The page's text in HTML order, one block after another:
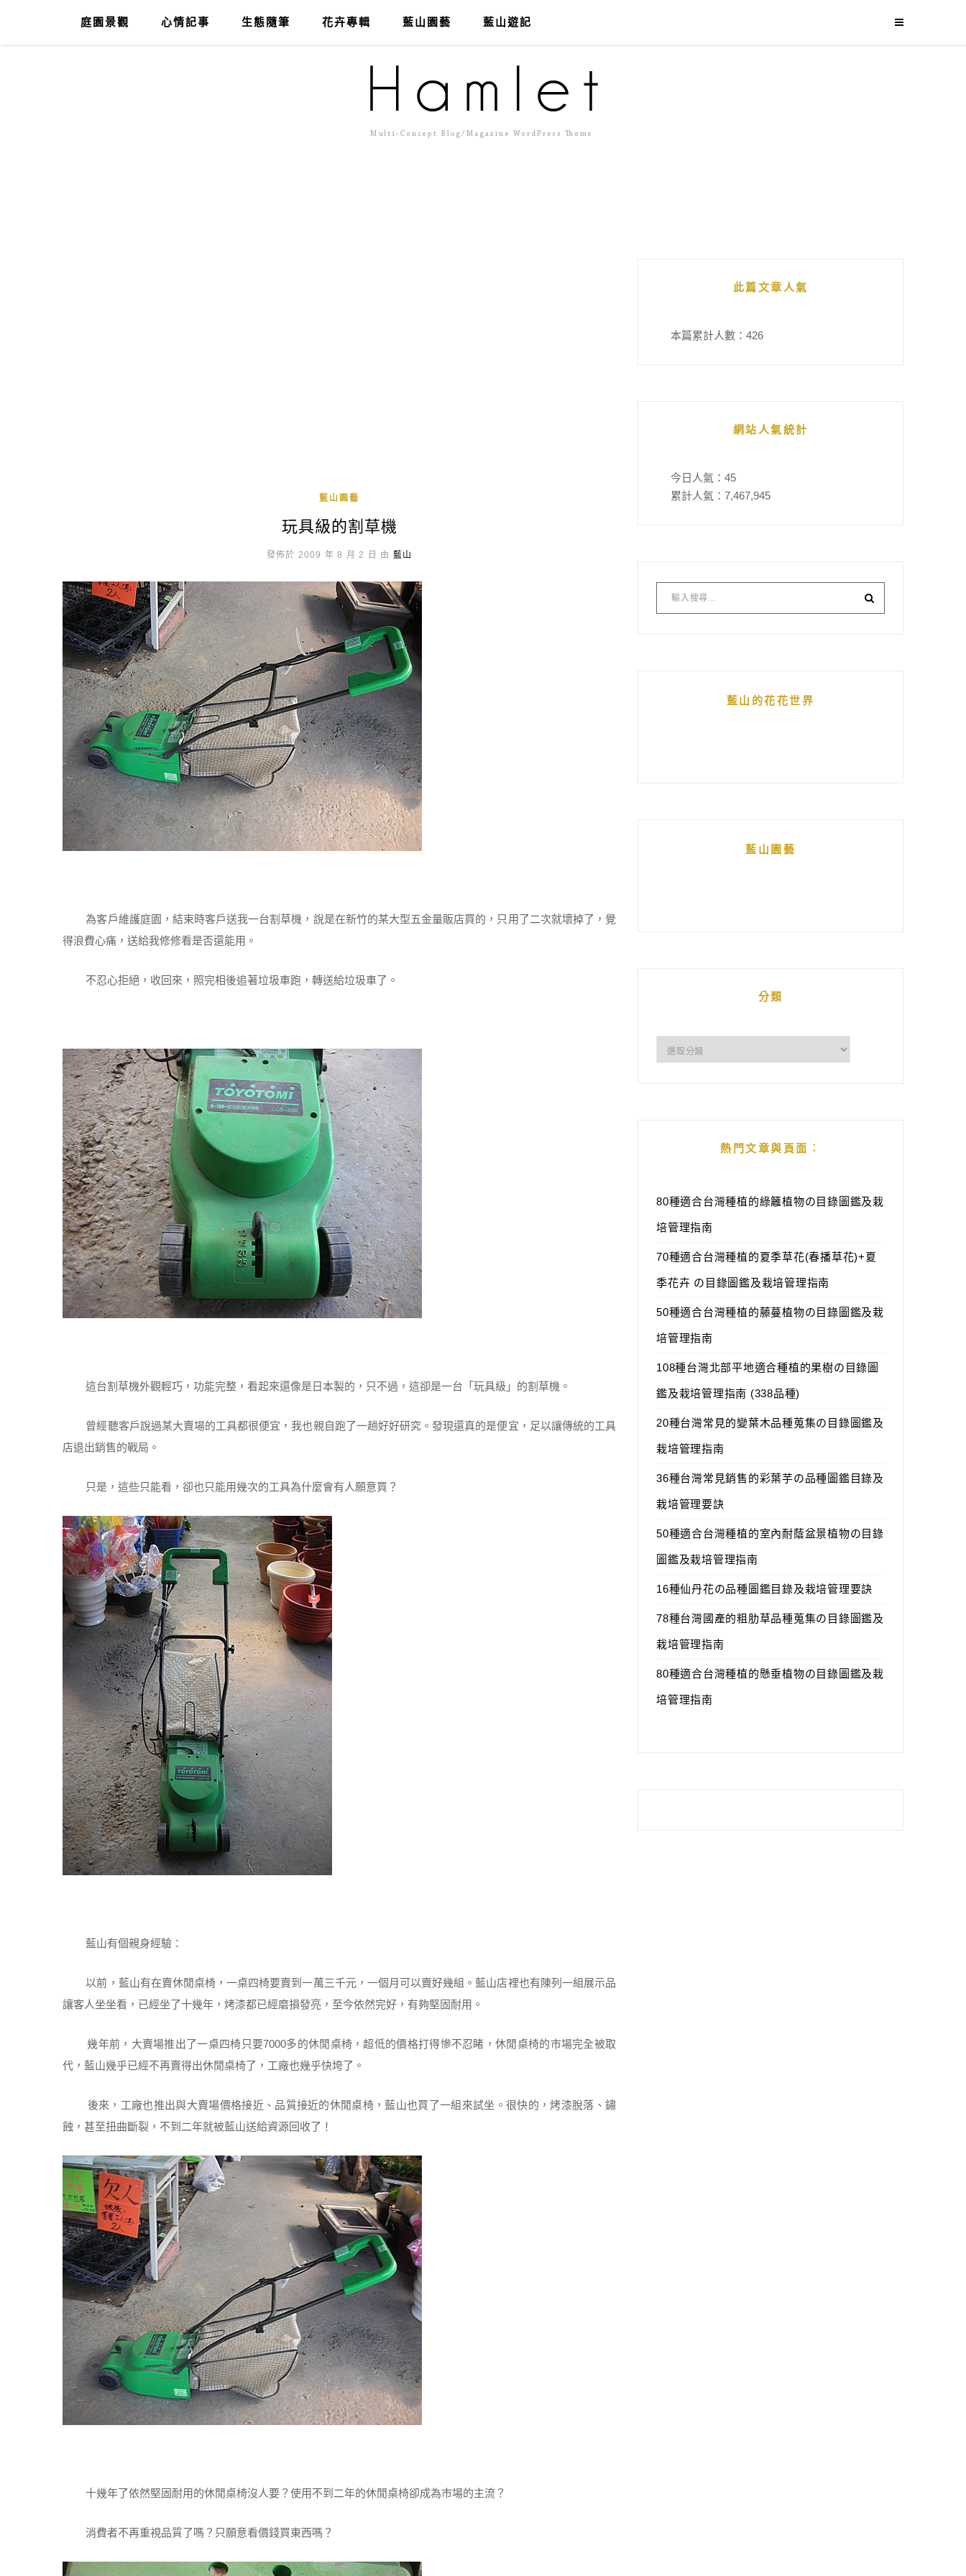
庭園景觀 心情記事 生態隨筆 花卉專輯 藍山園藝 藍山遊記
藍山園藝
玩具級的割草機
發佈於 2009 年 8 月 2 日 由 藍山
為客戶維護庭園，結束時客戶送我一台割草機，說是在新竹的某大型五金量販店買的，只用了二次就壞掉了，覺
得浪費心痛，送給我修修看是否還能用。
不忍心拒絕，收回來，照完相後追著垃圾車跑，轉送給垃圾車了。
這台割草機外觀輕巧，功能完整，看起來還像是日本製的，只不過，這卻是一台「玩具級」的割草機。
曾經聽客戶說過某大賣場的工具都很便宜，我也親自跑了一趟好好研究。發現還真的是便宜，足以讓傳統的工具
店退出銷售的戰局。
只是，這些只能看，卻也只能用幾次的工具為什麼會有人願意買？
藍山有個親身經驗：
以前，藍山有在賣休閒桌椅，一桌四椅要賣到一萬三千元，一個月可以賣好幾組。藍山店裡也有陳列一組展示品
讓客人坐坐看，已經坐了十幾年，烤漆都已經磨損發亮，至今依然完好，有夠堅固耐用。
幾年前，大賣場推出了一桌四椅只要7000多的休閒桌椅，超低的價格打得慘不忍睹，休閒桌椅的市場完全被取
代，藍山幾乎已經不再賣得出休閒桌椅了，工廠也幾乎快垮了。
後來，工廠也推出與大賣場價格接近、品質接近的休閒桌椅，藍山也買了一組來試坐。很快的，烤漆脫落、鏽
蝕，甚至扭曲斷裂，不到二年就被藍山送給資源回收了！
十幾年了依然堅固耐用的休閒桌椅沒人要？使用不到二年的休閒桌椅卻成為市場的主流？
消費者不再重視品質了嗎？只願意看價錢買東西嗎？
此篇文章人氣
本篇累計人數： 426
網站人氣統計
今日人氣： 45
累計人氣： 7,467,945
藍山的花花世界
藍山園藝
分類
熱門文章與頁面︰
80種適合台灣種植的綠籬植物の目錄圖鑑及栽
培管理指南
70種適合台灣種植的夏季草花(春播草花)+夏
季花卉 の目錄圖鑑及栽培管理指南
50種適合台灣種植的藤蔓植物の目錄圖鑑及栽
培管理指南
108種台灣北部平地適合種植的果樹の目錄圖
鑑及栽培管理指南 (338品種)
20種台灣常見的變葉木品種蒐集の目錄圖鑑及
栽培管理指南
36種台灣常見銷售的彩葉芋の品種圖鑑目錄及
栽培管理要訣
50種適合台灣種植的室內耐蔭盆景植物の目錄
圖鑑及栽培管理指南
16種仙丹花の品種圖鑑目錄及栽培管理要訣
78種台灣國產的粗肋草品種蒐集の目錄圖鑑及
栽培管理指南
80種適合台灣種植的懸垂植物の目錄圖鑑及栽
培管理指南